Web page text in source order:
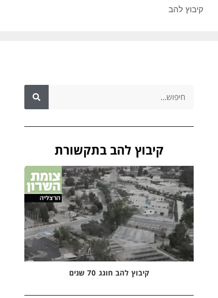
קיבוץ להב
קיבוץ להב בתקשורת
קיבוץ להב חוגג 70 שנים